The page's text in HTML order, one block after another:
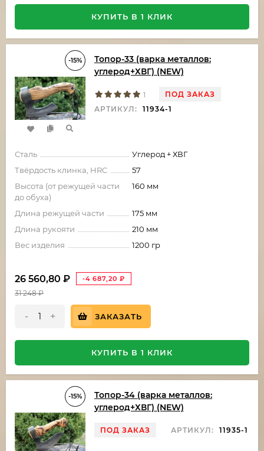
КУПИТЬ В 1 КЛИК
-15%
Топор-33 (варка металлов:
углерод+ХВГ) (NEW)
1
ПОД ЗАКАЗ
АРТИКУЛ:
11934-1
Сталь
Углерод + ХВГ
Твёрдость клинка, HRC
57
Высота (от режущей части
до обуха)
160 мм
Длина режущей части
175 мм
Длина рукояти
210 мм
Вес изделия
1200 гр
26 560,80 ₽ -4 687,20 ₽
31 248₽
- + ЗАКАЗАТЬ
КУПИТЬ В 1 КЛИК
-15%
Топор-34 (варка металлов:
углерод+ХВГ) (NEW)
ПОД ЗАКАЗ АРТИКУЛ: 11935-1